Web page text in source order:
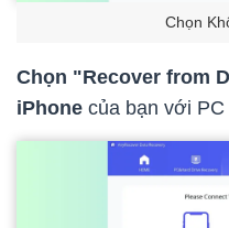
Chọn
Chọn "Recover from
iPhone của bạn với PC